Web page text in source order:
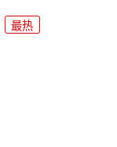
最热